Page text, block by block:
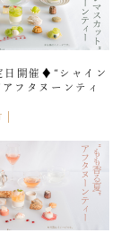
日開催♦︎“シャイン
フタヌーンティ